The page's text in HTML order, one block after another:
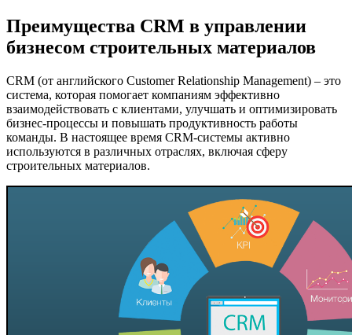
Преимущества CRM в управлении
бизнесом строительных материалов
CRM (от английского Customer Relationship Management) – это
система, которая помогает компаниям эффективно
взаимодействовать с клиентами, улучшать и оптимизировать
бизнес-процессы и повышать продуктивность работы
команды. В настоящее время CRM-системы активно
используются в различных отраслях, включая сферу
строительных материалов.